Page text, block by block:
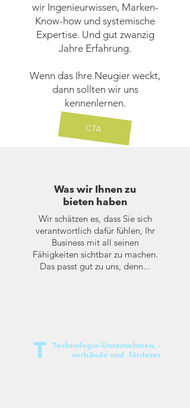
wir Ingenieurwissen, Marken-
Know-how und systemische
Expertise. Und gut zwanzig
Jahre Erfahrung.
Wenn das Ihre Neugier weckt,
dann sollten wir uns
kennenlernen.
CTA
Was wir Ihnen zu
bieten haben
Wir schätzen es, dass Sie sich
verantwortlich dafür fühlen, Ihr
Business mit all seinen
Fähigkeiten sichtbar zu machen.
Das passt gut zu uns, denn...
Technologie-Unternehmen, -
verbände und -förderer
T